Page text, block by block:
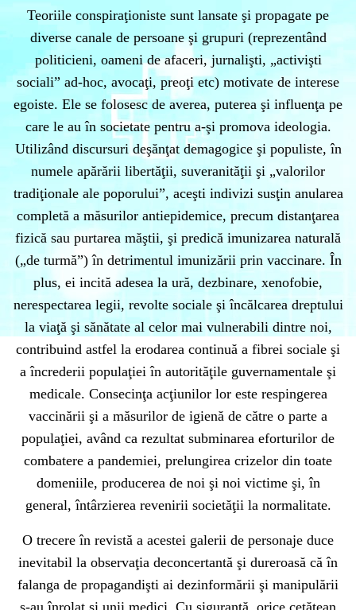
Teoriile conspiraţioniste sunt lansate şi propagate pe
diverse canale de persoane şi grupuri (reprezentând
politicieni, oameni de afaceri, jurnalişti, „activişti
sociali” ad-hoc, avocaţi, preoţi etc) motivate de interese
egoiste. Ele se folosesc de averea, puterea şi influenţa pe
care le au în societate pentru a-şi promova ideologia.
Utilizând discursuri deşănţat demagogice şi populiste, în
numele apărării libertăţii, suveranităţii şi „valorilor
tradiţionale ale poporului”, aceşti indivizi susţin anularea
completă a măsurilor antiepidemice, precum distanţarea
fizică sau purtarea măştii, şi predică imunizarea naturală
(„de turmă”) în detrimentul imunizării prin vaccinare. În
plus, ei incită adesea la ură, dezbinare, xenofobie,
nerespectarea legii, revolte sociale şi încălcarea dreptului
la viaţă şi sănătate al celor mai vulnerabili dintre noi,
contribuind astfel la erodarea continuă a fibrei sociale şi
a încrederii populaţiei în autorităţile guvernamentale şi
medicale. Consecinţa acţiunilor lor este respingerea
vaccinării şi a măsurilor de igienă de către o parte a
populaţiei, având ca rezultat subminarea eforturilor de
combatere a pandemiei, prelungirea crizelor din toate
domeniile, producerea de noi şi noi victime şi, în
general, întârzierea revenirii societăţii la normalitate.
O trecere în revistă a acestei galerii de personaje duce
inevitabil la observaţia deconcertantă şi dureroasă că în
falanga de propagandişti ai dezinformării şi manipulării